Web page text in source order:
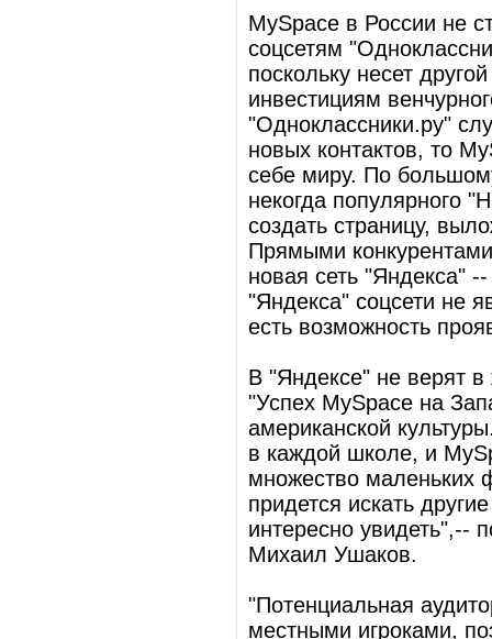
MySpace в России не
соцсетям
поскольку несет
инвестициям
"Одноклассники.ру"
новых контактов, то
себе миру. По
некогда популярного
создать страницу,
Прямыми
новая сеть "Яндекса"
"Яндекса" соцсети не
есть возможность
В "Яндексе" не верят
"Успех MySpace на
американской
в каждой школе, и
множество маленьких
придется искать
интересно увидеть",--
Михаил Ушаков.
"Потенциальная
местными игроками,